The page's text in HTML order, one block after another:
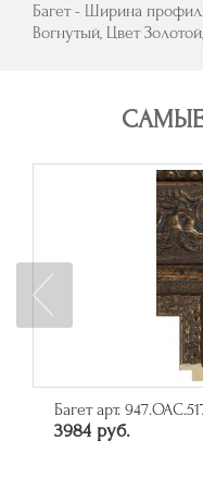
Багет - Ширина
Вогнутый, Цвет
Багет арт.
3984 руб.